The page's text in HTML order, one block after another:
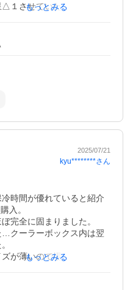
１させていただきまし
もっとみる
2025/07/21
kyu********さん
時間が優れていると紹介
入。
完全に固まりました。
クーラーボックス内は翌
が薄いので場所も取らず
もっとみる